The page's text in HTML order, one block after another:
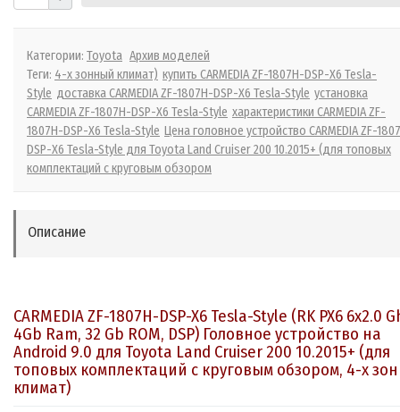
Категории: Toyota Архив моделей
Теги: 4-х зонный климат) купить CARMEDIA ZF-1807H-DSP-X6 Tesla-
Style доставка CARMEDIA ZF-1807H-DSP-X6 Tesla-Style установка
CARMEDIA ZF-1807H-DSP-X6 Tesla-Style характеристики CARMEDIA ZF-
1807H-DSP-X6 Tesla-Style Цена головное устройство CARMEDIA ZF-
DSP-X6 Tesla-Style для Toyota Land Cruiser 200 10.2015+ (для топовых
комплектаций с круговым обзором
Описание
CARMEDIA ZF-1807H-DSP-X6 Tesla-Style (RK PX6 6x2.0
4Gb Ram, 32 Gb ROM, DSP) Головное устройство на
Android 9.0 для Toyota Land Cruiser 200 10.2015+ (для
топовых комплектаций с круговым обзором, 4-х
климат)